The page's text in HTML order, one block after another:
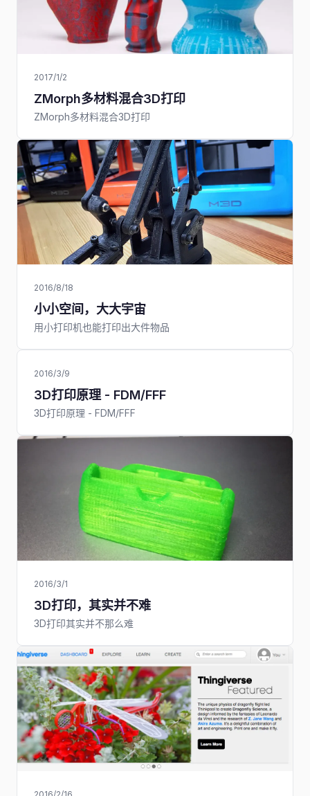
2017/1/2
ZMorph多材料混合3D打印
ZMorph多材料混合3D打印
2016/8/18
小小空间，大大宇宙
用小打印机也能打印出大件物品
2016/3/9
3D打印原理 - FDM/FFF
3D打印原理 - FDM/FFF
2016/3/1
3D打印，其实并不难
3D打印其实并不那么难